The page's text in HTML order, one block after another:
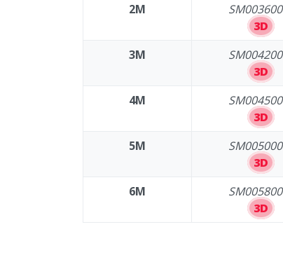
2M
SM003600
3D
3M
SM004200
3D
4M
SM004500
3D
5M
SM005000
3D
6M
SM005800
3D